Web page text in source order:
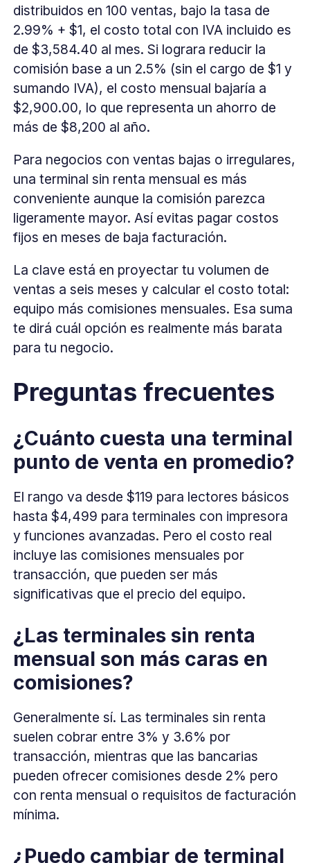
distribuidos en 100 ventas, bajo la tasa de
2.99% + $1, el costo total con IVA incluido es
de $3,584.40 al mes. Si lograra reducir la
comisión base a un 2.5% (sin el cargo de $1 y
sumando IVA), el costo mensual bajaría a
$2,900.00, lo que representa un ahorro de
más de $8,200 al año.
Para negocios con ventas bajas o irregulares,
una terminal sin renta mensual es más
conveniente aunque la comisión parezca
ligeramente mayor. Así evitas pagar costos
fijos en meses de baja facturación.
La clave está en proyectar tu volumen de
ventas a seis meses y calcular el costo total:
equipo más comisiones mensuales. Esa suma
te dirá cuál opción es realmente más barata
para tu negocio.
Preguntas frecuentes
¿Cuánto cuesta una terminal
punto de venta en promedio?
El rango va desde $119 para lectores básicos
hasta $4,499 para terminales con impresora
y funciones avanzadas. Pero el costo real
incluye las comisiones mensuales por
transacción, que pueden ser más
significativas que el precio del equipo.
¿Las terminales sin renta
mensual son más caras en
comisiones?
Generalmente sí. Las terminales sin renta
suelen cobrar entre 3% y 3.6% por
transacción, mientras que las bancarias
pueden ofrecer comisiones desde 2% pero
con renta mensual o requisitos de facturación
mínima.
¿Puedo cambiar de terminal